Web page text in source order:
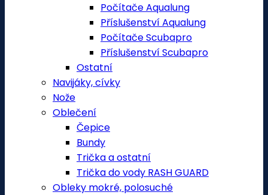
Počítače Aqualung
Příslušenství Aqualung
Počítače Scubapro
Příslušenství Scubapro
Ostatní
Navijáky, cívky
Nože
Oblečení
Čepice
Bundy
Trička a ostatní
Trička do vody RASH GUARD
Obleky mokré, polosuché